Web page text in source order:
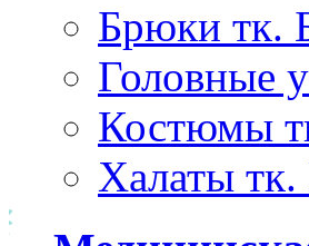
Брюки тк.
Головные
Костюмы
Халаты тк.